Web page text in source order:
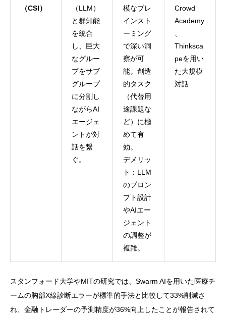
（CSI）
（LLM）
と群知能
を統合
し、巨大
なグルー
プをサブ
グループ
に分割し
ながらAI
エージェ
ントが対
話を繋
ぐ。
模なブレ
インスト
ーミング
で深い洞
察が可
能。創造
的タスク
（代替用
途課題な
ど）に極
めて有
効。
デメリッ
ト：LLM
のプロン
プト設計
やAIエー
ジェント
の調整が
複雑。
Crowd
Academy
Thinksca
peを用い
た大規模
対話
スタンフォード大学やMITの研究では、Swarm AIを用いた医療チ
ームの胸部X線診断エラーが標準的手法と比較して33%削減さ
れ、金融トレーダーの予測精度が36%向上したことが報告されて